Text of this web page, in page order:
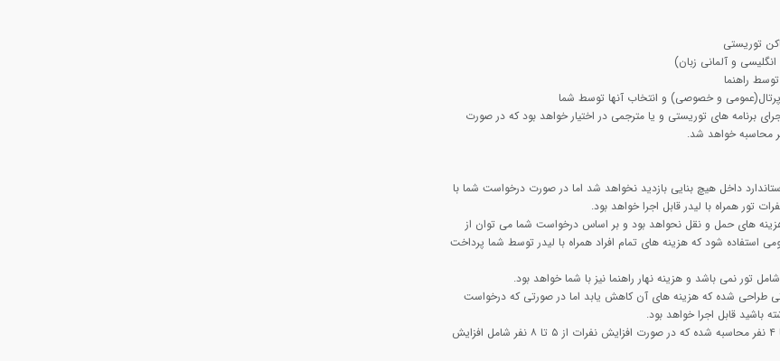
توریستی
و آلمانی زبان)
راهنما
و خصوصی) و انتخاب آنها توسط شما
جهت اجرای برنامه های توریستی و یا مترجمی در اختیار خواهد بود که در صورت
محاسبه خواهد شد.
داخل هیچ بنایی بازدید نخواهد شد اما در صورت درخواست شما با
تور همراه با لیدر قابل اجرا خواهد بود.
های حمل و نقل نحواهد بود و بر اساس درخواست شما می توان از
استفاده شود که هزینه های تمام افراد همراه با لیدر توسط شما پرداخت
تور نمی باشد و هزینه نهار راهنما نیز با شما خواهد بود.
طراحی شده که هزینه های آن کاهش یابد اما در صورتی که درخواست
باشید قابل اجرا خواهد بود.
هزینه این تور با تعداد افراد ۱ تا ۴ نفر محاسبه شده که در صورت افزایش نفرات از ۵ تا ۸ نفر شامل افزایش